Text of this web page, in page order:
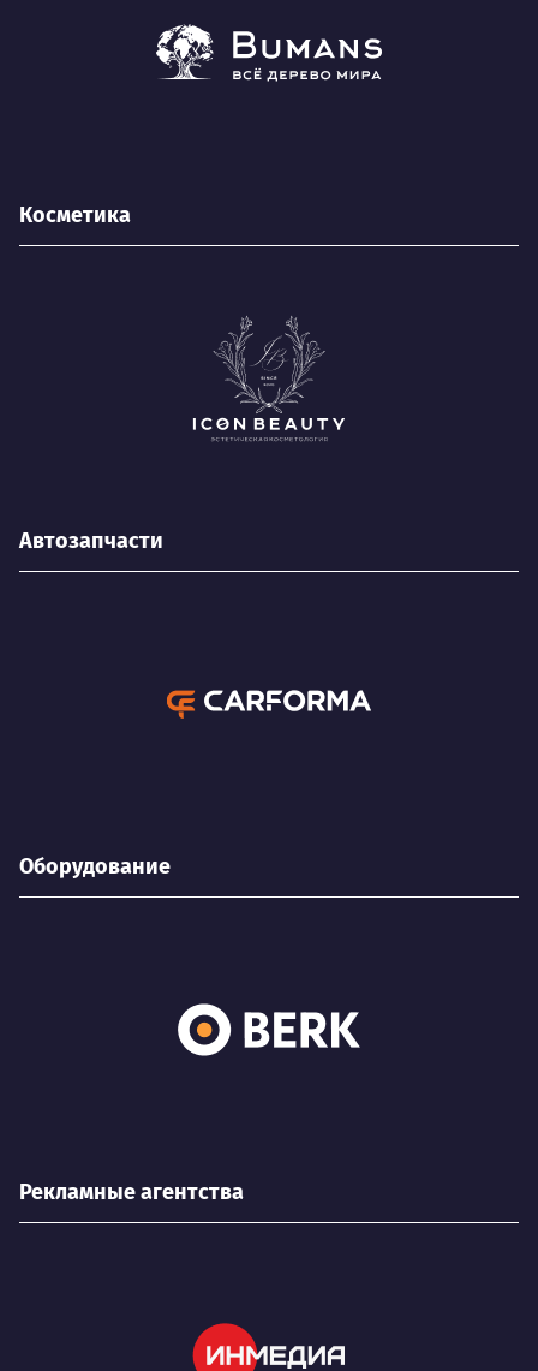
Косметика
Автозапчасти
Оборудование
Рекламные агентства